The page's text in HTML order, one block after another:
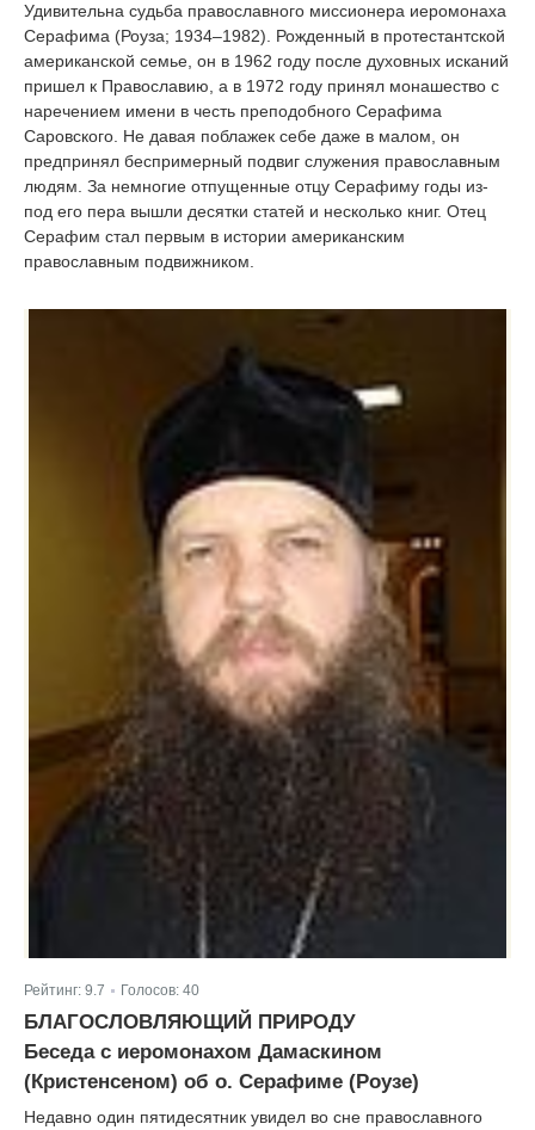
Удивительна судьба православного миссионера иеромонаха
Серафима (Роуза; 1934–1982). Рожденный в протестантской
американской семье, он в 1962 году после духовных исканий
пришел к Православию, а в 1972 году принял монашество с
наречением имени в честь преподобного Серафима
Саровского. Не давая поблажек себе даже в малом, он
предпринял беспримерный подвиг служения православным
людям. За немногие отпущенные отцу Серафиму годы из-
под его пера вышли десятки статей и несколько книг. Отец
Серафим стал первым в истории американским
православным подвижником.
Рейтинг: 9.7 Голосов: 40
БЛАГОСЛОВЛЯЮЩИЙ ПРИРОДУ
Беседа с иеромонахом Дамаскином
(Кристенсеном) об о. Серафиме (Роузе)
Недавно один пятидесятник увидел во сне православного